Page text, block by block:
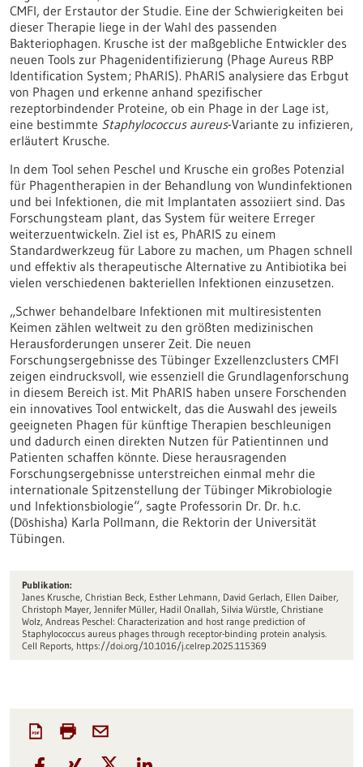
CMFI, der Erstautor der Studie. Eine der Schwierigkeiten bei
dieser Therapie liege in der Wahl des passenden
Bakteriophagen. Krusche ist der maßgebliche Entwickler des
neuen Tools zur Phagenidentifizierung (Phage Aureus RBP
Identification System; PhARIS). PhARIS analysiere das Erbgut
von Phagen und erkenne anhand spezifischer
rezeptorbindender Proteine, ob ein Phage in der Lage ist,
eine bestimmte Staphylococcus aureus-Variante zu infizieren,
erläutert Krusche.
In dem Tool sehen Peschel und Krusche ein großes Potenzial
für Phagentherapien in der Behandlung von Wundinfektionen
und bei Infektionen, die mit Implantaten assoziiert sind. Das
Forschungsteam plant, das System für weitere Erreger
weiterzuentwickeln. Ziel ist es, PhARIS zu einem
Standardwerkzeug für Labore zu machen, um Phagen schnell
und effektiv als therapeutische Alternative zu Antibiotika bei
vielen verschiedenen bakteriellen Infektionen einzusetzen.
„Schwer behandelbare Infektionen mit multiresistenten
Keimen zählen weltweit zu den größten medizinischen
Herausforderungen unserer Zeit. Die neuen
Forschungsergebnisse des Tübinger Exzellenzclusters CMFI
zeigen eindrucksvoll, wie essenziell die Grundlagenforschung
in diesem Bereich ist. Mit PhARIS haben unsere Forschenden
ein innovatives Tool entwickelt, das die Auswahl des jeweils
geeigneten Phagen für künftige Therapien beschleunigen
und dadurch einen direkten Nutzen für Patientinnen und
Patienten schaffen könnte. Diese herausragenden
Forschungsergebnisse unterstreichen einmal mehr die
internationale Spitzenstellung der Tübinger Mikrobiologie
und Infektionsbiologie“, sagte Professorin Dr. Dr. h.c.
(Dōshisha) Karla Pollmann, die Rektorin der Universität
Tübingen.
Publikation:
Janes Krusche, Christian Beck, Esther Lehmann, David Gerlach, Ellen Daiber,
Christoph Mayer, Jennifer Müller, Hadil Onallah, Silvia Würstle, Christiane
Wolz, Andreas Peschel: Characterization and host range prediction of
Staphylococcus aureus phages through receptor-binding protein analysis.
Cell Reports, https://doi.org/10.1016/j.celrep.2025.115369